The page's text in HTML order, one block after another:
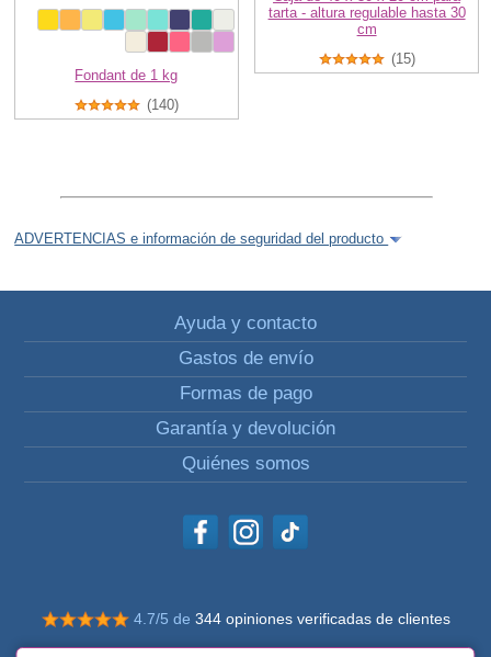
Fondant de 1 kg
(140)
tarta - altura regulable hasta 30
cm
(15)
ADVERTENCIAS e información de seguridad del producto
Ayuda y contacto
Gastos de envío
Formas de pago
Garantía y devolución
Quiénes somos
4.7/5 de 344 opiniones verificadas de clientes